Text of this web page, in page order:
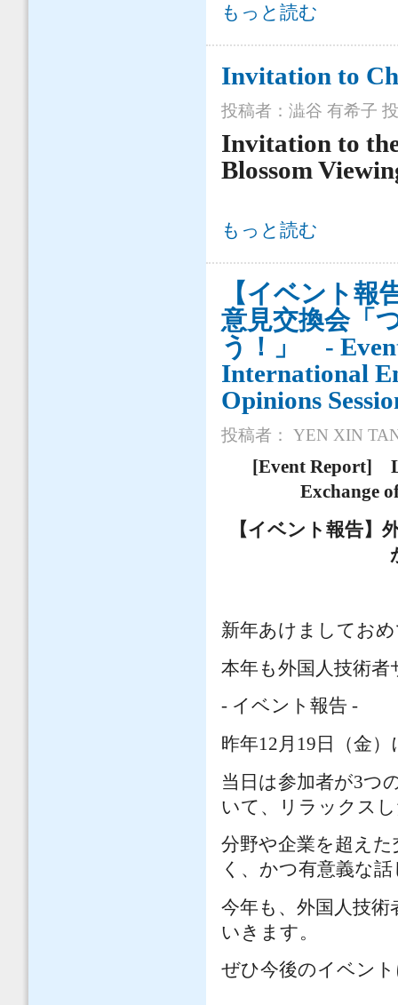
Career Talk: International Engineers’
もっと読む
Invitation to
投稿者： 澁谷 有希子
Invitation to
Blossom
Invitation to Cherry Blossom Viewing
もっと読む
【イベント報
意見交換会「
う！」 -
International
Opinions
投稿者： YEN XIN
[Event Report]
Exchange
【イベント報告】
新年あけましてお
本年も外国人技術
- イベント報告 -
昨年12月19日（金
当日は参加者が3つ
いて、リラックス
分野や企業を超え
く、かつ有意義な
今年も、外国人技
いきます。
ぜひ今後のイベン